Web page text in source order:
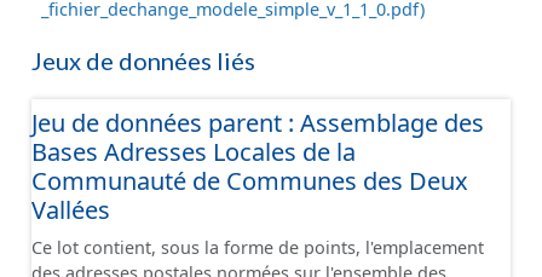
_fichier_dechange_modele_simple_v_1_1_0.pdf)
Jeux de données liés
Jeu de données parent : Assemblage des
Bases Adresses Locales de la
Communauté de Communes des Deux
Vallées
Ce lot contient, sous la forme de points, l'emplacement